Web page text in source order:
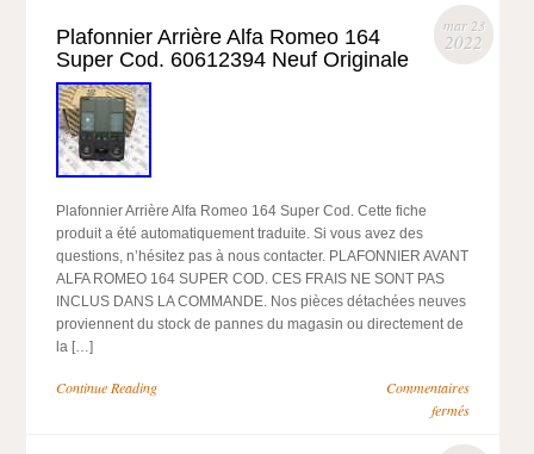
mar 23
2022
Plafonnier Arrière Alfa Romeo 164
Super Cod. 60612394 Neuf Originale
Plafonnier Arrière Alfa Romeo 164 Super Cod. Cette fiche
produit a été automatiquement traduite. Si vous avez des
questions, n’hésitez pas à nous contacter. PLAFONNIER AVANT
ALFA ROMEO 164 SUPER COD. CES FRAIS NE SONT PAS
INCLUS DANS LA COMMANDE. Nos pièces détachées neuves
proviennent du stock de pannes du magasin ou directement de
la […]
Continue Reading
Commentaires
fermés